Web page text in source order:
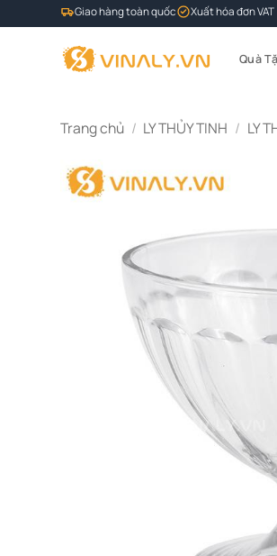
qua
Giao hàng toàn quốc Xuất hóa đơn VAT
Quà
Trang chủ / LY THỦY TINH / LY